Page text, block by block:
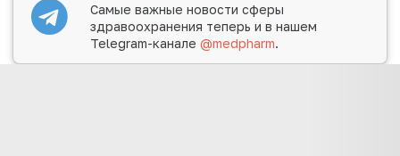
Самые важные новости сферы
здравоохранения теперь и в нашем
Telegram-канале@medpharm.